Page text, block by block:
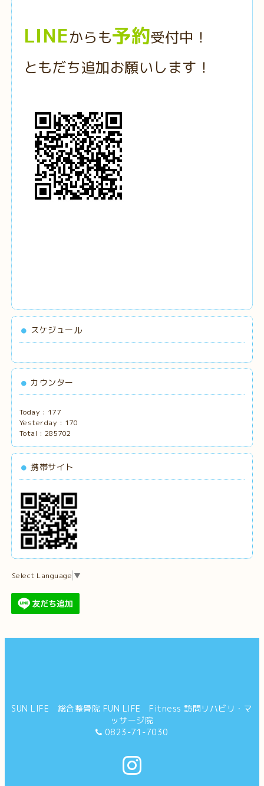
LINEからも予約受付中！
ともだち追加お願いします！
スケジュール
カウンター
Today : 177
Yesterday : 170
Total : 285702
携帯サイト
Select Language ▼
SUN LIFE 総合整骨院 FUN LIFE Fitness 訪問リハビリ・マ
ッサージ院
0823-71-7030